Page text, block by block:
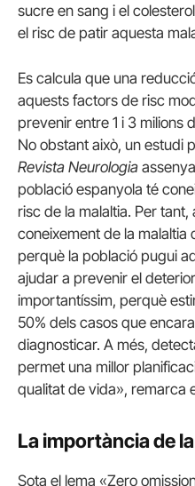
sucre en sang i el
el risc de patir aquesta
Es calcula que una
aquests factors de risc
prevenir entre 1 i 3 milions
No obstant això, un estudi
Revista Neurologia
població espanyola té
risc de la malaltia. Per
coneixement de la malaltia
perquè la població pugui
ajudar a prevenir el
importantíssim, perquè
50% dels casos que
diagnosticar. A més,
permet una millor
qualitat de vida», remarca
La importància de
Sota el lema «Zero